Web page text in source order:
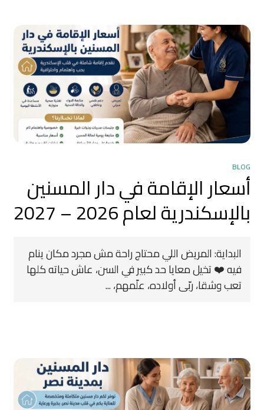
BLOG
أسعار الإقامة في دار المسنين
بالإسكندرية لعام 2026 – 2027
البداية: المريض اللي محتاج راحة مش مجرد مكان ينام
فيه ❤️ تخيل معايا حد كبير في السن، عاش حياته كلها
تعب وشقا، ربّى أولاده، علّمهم، ...